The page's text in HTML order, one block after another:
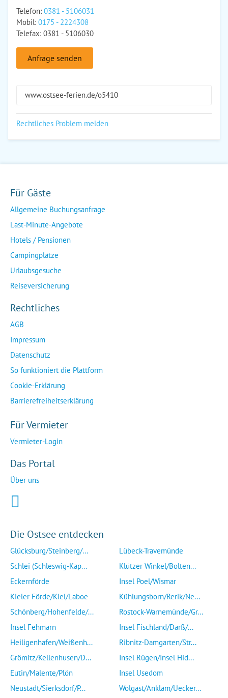
Telefon: 0381 - 5106031
Mobil: 0175 - 2224308
Telefax: 0381 - 5106030
Anfrage senden
www.ostsee-ferien.de/o5410
Rechtliches Problem melden
Für Gäste
Allgemeine Buchungsanfrage
Last-Minute-Angebote
Hotels / Pensionen
Campingplätze
Urlaubsgesuche
Reiseversicherung
Rechtliches
AGB
Impressum
Datenschutz
So funktioniert die Plattform
Cookie-Erklärung
Barrierefreiheitserklärung
Für Vermieter
Vermieter-Login
Das Portal
Über uns
Die Ostsee entdecken
Glücksburg/Steinberg/...
Schlei (Schleswig-Kap...
Eckernförde
Kieler Förde/Kiel/Laboe
Schönberg/Hohenfelde/...
Insel Fehmarn
Heiligenhafen/Weißenh...
Grömitz/Kellenhusen/D...
Eutin/Malente/Plön
Neustadt/Sierksdorf/P...
Lübeck-Travemünde
Klützer Winkel/Bolten...
Insel Poel/Wismar
Kühlungsborn/Rerik/Ne...
Rostock-Warnemünde/Gr...
Insel Fischland/Darß/...
Ribnitz-Damgarten/Str...
Insel Rügen/Insel Hid...
Insel Usedom
Wolgast/Anklam/Uecker...